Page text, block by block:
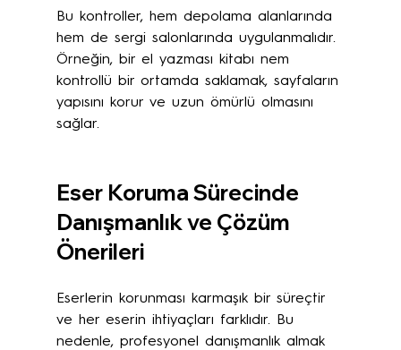
Bu kontroller, hem depolama alanlarında
hem de sergi salonlarında uygulanmalıdır.
Örneğin, bir el yazması kitabı nem
kontrollü bir ortamda saklamak, sayfaların
yapısını korur ve uzun ömürlü olmasını
sağlar.
Eser Koruma Sürecinde
Danışmanlık ve Çözüm
Önerileri
Eserlerin korunması karmaşık bir süreçtir
ve her eserin ihtiyaçları farklıdır. Bu
nedenle, profesyonel danışmanlık almak